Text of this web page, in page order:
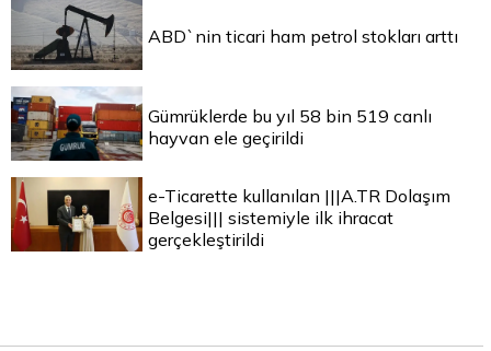
ABD`nin ticari ham petrol stokları arttı
Gümrüklerde bu yıl 58 bin 519 canlı
hayvan ele geçirildi
e-Ticarette kullanılan |||A.TR Dolaşım
Belgesi||| sistemiyle ilk ihracat
gerçekleştirildi